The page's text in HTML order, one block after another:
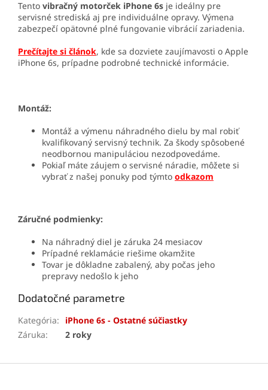
Tento vibračný motorček iPhone 6s je ideálny pre
servisné strediská aj pre individuálne opravy. Výmena
zabezpečí opätovné plné fungovanie vibrácií zariadenia.
Prečítajte si článok, kde sa dozviete zaujímavosti o Apple
iPhone 6s, prípadne podrobné technické informácie.
Montáž:
Montáž a výmenu náhradného dielu by mal robiť
kvalifikovaný servisný technik. Za škody spôsobené
neodbornou manipuláciou nezodpovedáme.
Pokiaľ máte záujem o servisné náradie, môžete si
vybrať z našej ponuky pod týmto odkazom
Záručné podmienky:
Na náhradný diel je záruka 24 mesiacov
Prípadné reklamácie riešime okamžite
Tovar je dôkladne zabalený, aby počas jeho
prepravy nedošlo k jeho
Dodatočné parametre
Kategória:
iPhone 6s - Ostatné súčiastky
Záruka: 2 roky